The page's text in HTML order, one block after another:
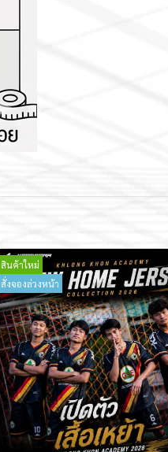
สินค้าใหม่
สั่งจองล่วงหน้า